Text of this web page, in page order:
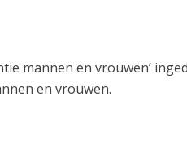
mannen en vrouwen’
en vrouwen.